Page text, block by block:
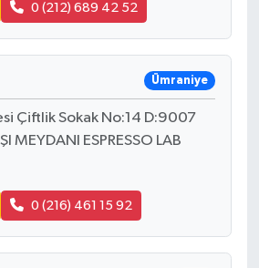
0 (212) 689 42 52
Ümraniye
Çiftlik Sokak No:14 D:9007
MEYDANI ESPRESSO LAB
0 (216) 461 15 92